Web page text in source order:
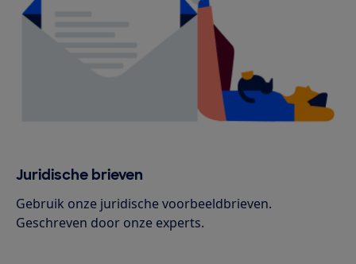
Juridische brieven
Gebruik onze juridische voorbeeldbrieven.
Geschreven door onze experts.